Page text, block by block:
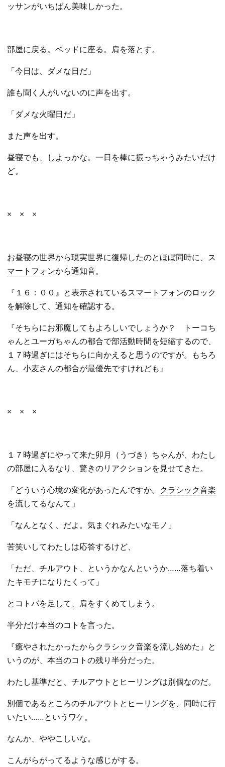
ッサンがいちばん美味しかった。
部屋に戻る。ベッドに座る。肩を落とす。
「今日は、ダメな日だ」
誰も聞く人がいないのに声を出す。
「ダメな火曜日だ」
また声を出す。
昼寝でも、しよっかな。一日を棒に振っちゃうみたいだけ
ど。
× × ×
お昼寝の世界から現実世界に復帰したのとほぼ同時に、 ス
マートフォンから通知音。
『１６：００』と表示されているスマートフォンのロック
を解除して、通知を確認する。
『そちらにお邪魔してもよろしいでしょうか？ トーコち
ゃんとユーガちゃんの都合で部活動時間を短縮するので、
１７時過ぎにはそちらに向かえると思うのですが。もちろ
ん、小麦さんの都合が最優先ですけれども』
× × ×
１７時過ぎにやって来た卯月（うづき）ちゃんが、わたし
の部屋に入るなり、驚きのリアクションを見せてきた。
「どういう心境の変化があったんですか。 クラシック音楽
を流してるなんて」
「なんとなく、だよ。気まぐれみたいなモノ」
苦笑いしてわたしは応答するけど、
「ただ、チルアウト、というかなんというか……落ち着い
たキモチになりたくって」
とコトバを足して、肩をすくめてしまう。
半分だけ本当のコトを言った。
『癒やされたかったからクラシック音楽を流し始めた』と
いうのが、本当のコトの残り半分だった。
わたし基準だと、チルアウトとヒーリングは別個なのだ。
別個であるところのチルアウトとヒーリングを、同時に行
いたい……というワケ。
なんか、ややこしいな。
こんがらがってるような感じがする。